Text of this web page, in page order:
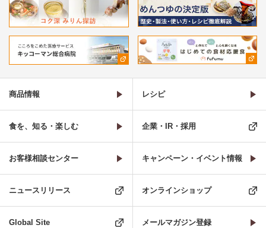
商品情報 レシピ
食を、知る・楽しむ 企業・IR・採用
お客様相談センター キャンペーン・イベント情報
ニュースリリース オンラインショップ
Global Site メールマガジン登録